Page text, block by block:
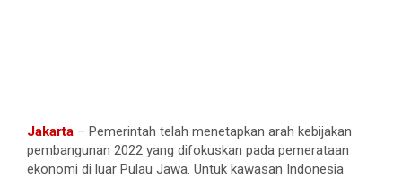
Jakarta – Pemerintah telah menetapkan arah kebijakan
pembangunan 2022 yang difokuskan pada pemerataan
ekonomi di luar Pulau Jawa. Untuk kawasan Indonesia